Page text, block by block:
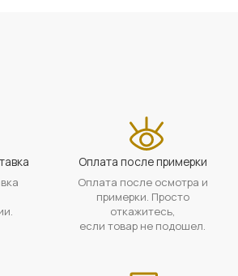
Оплата после примерки
Оплата после осмотра и
примерки. Просто
откажитесь,
если товар не подошел.